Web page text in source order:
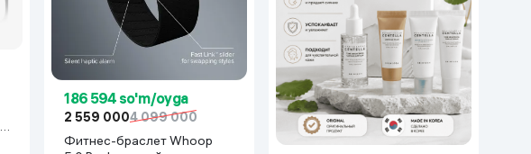
186 594 so'm/oyga
2 559 0004 099 000
Фитнес-браслет Whoop